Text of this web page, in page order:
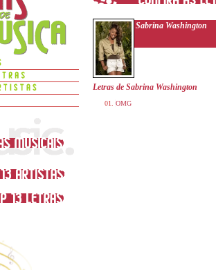
Sabrina Washington
Letras de Sabrina Washington
OMG